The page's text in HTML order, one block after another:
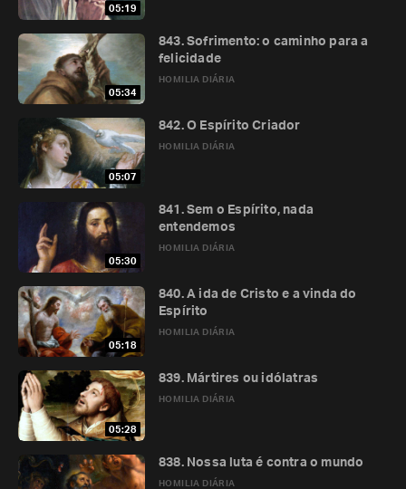
05:19
05:34
HOMILIA DIÁRIA
843. Sofrimento: o caminho para a
felicidade
05:07
HOMILIA DIÁRIA
842. O Espírito Criador
05:30
HOMILIA DIÁRIA
841. Sem o Espírito, nada
entendemos
05:18
HOMILIA DIÁRIA
840. A ida de Cristo e a vinda do
Espírito
05:28
HOMILIA DIÁRIA
839. Mártires ou idólatras
HOMILIA DIÁRIA
838. Nossa luta é contra o mundo